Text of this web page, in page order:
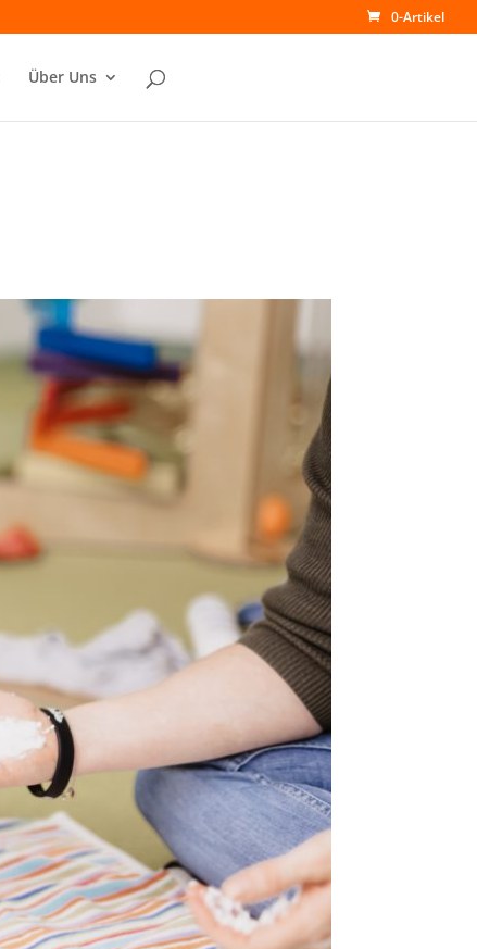
0-Artikel
Über Uns